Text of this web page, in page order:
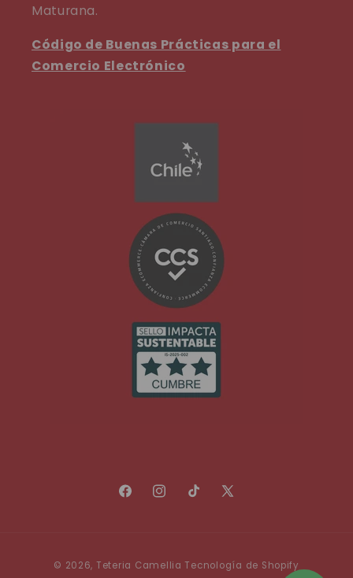
Maturana.
Código de Buenas Prácticas para el
Comercio Electrónico
FacebookInstagramTikTokX
© 2026, Teteria Camellia Tecnología de Shopify